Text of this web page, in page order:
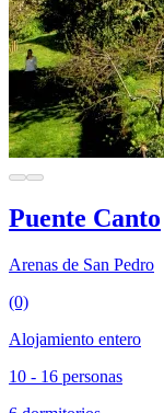
Puente Canto
Arenas de San Pedro
(0)
Alojamiento entero
10 - 16 personas